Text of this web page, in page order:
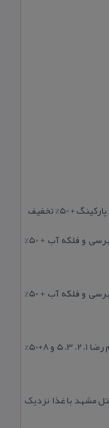
50% تخفیف
لیست هتل آپارتمان های مشهد در هتل خیابان طبرسی و فلکه آب + 50%
لیست هتل آپارتمان های مشهد در هتل خیابان طبرسی و فلکه آب + 50%
رزرو هتل در خیابان امام رضا مشهد | هتل‌ های امام رضا 1، 2، 3، 5 و 8+50%
مشهد با غذا نزدیک